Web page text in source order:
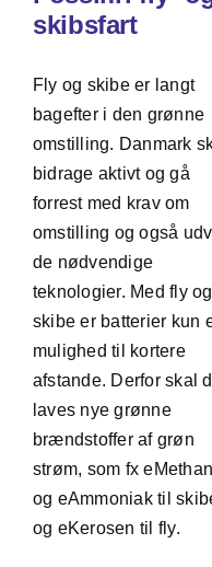
skibsfart
Fly og skibe er langt
bagefter i den grønne
omstilling. Danmark
bidrage aktivt og gå
forrest med krav om
omstilling og også
de nødvendige
teknologier. Med fly og
skibe er batterier kun
mulighed til kortere
afstande. Derfor skal
laves nye grønne
brændstoffer af grøn
strøm, som fx
og eAmmoniak til
og eKerosen til fly.